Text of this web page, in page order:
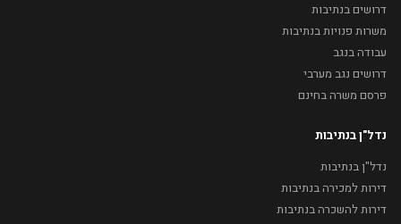
דרושים בנתיבות
משרות פנויות בנתיבות
עבודה בנגב
דרושים נגב מערבי
פרסם משרה בחינם
נדל"ן בנתיבות
נדל"ן בנתיבות
דירות למכירה בנתיבות
דירות להשכרה בנתיבות